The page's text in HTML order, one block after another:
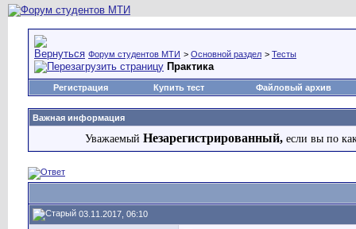
Форум студентов МТИ > Основной раздел > Тесты
Практика
Регистрация Купить тест Файловый архив
Важная информация
Уважаемый Незарегистрированный, если вы по
03.11.2017, 06:10